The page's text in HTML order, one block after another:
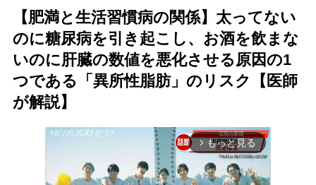
【肥満と生活習慣病の関係】太ってない
のに糖尿病を引き起こし、お酒を飲まな
いのに肝臓の数値を悪化させる原因の1
つである「異所性脂肪」のリスク【医師
が解説】
arrow_forward_ios もっと見る